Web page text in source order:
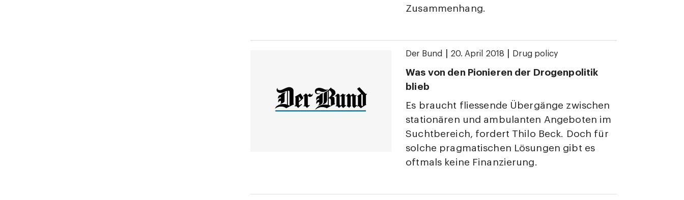
Zusammenhang.
Der Bund 20. April 2018 Drug policy
Was von den Pionieren der Drogenpolitik
blieb
Es braucht fliessende Übergänge zwischen
stationären und ambulanten Angeboten im
Suchtbereich, fordert Thilo Beck. Doch für
solche pragmatischen Lösungen gibt es
oftmals keine Finanzierung.